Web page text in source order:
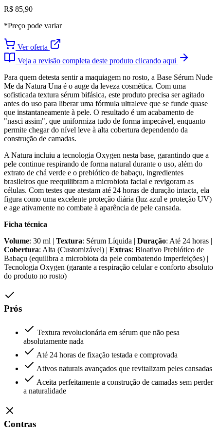
R$ 85,90
*Preço pode variar
Ver oferta
Veja a revisão completa deste produto clicando aqui
Para quem detesta sentir a maquiagem no rosto, a Base Sérum Nude
Me da Natura Una é o auge da leveza cosmética. Com uma
sofisticada textura sérum bifásica, este produto precisa ser agitado
antes do uso para liberar uma fórmula ultraleve que se funde quase
que instantaneamente à pele. O resultado é um acabamento de
"nasci assim", que uniformiza tudo de forma impecável, enquanto
permite chegar do nível leve à alta cobertura dependendo da
construção de camadas.
A Natura incluiu a tecnologia Oxygen nesta base, garantindo que a
pele continue respirando de forma natural durante o uso, além do
extrato de chá verde e o prebiótico de babaçu, ingredientes
brasileiros que reequilibram a microbiota facial e revigoram as
células. Com testes que atestam até 24 horas de duração intacta, ela
figura como uma excelente proteção diária (luz azul e proteção UV)
e age ativamente no combate à aparência de pele cansada.
Ficha técnica
Volume: 30 ml | Textura: Sérum Líquida | Duração: Até 24 horas |
Cobertura: Alta (Customizável) | Extras: Bioativo Prebiótico de
Babaçu (equilibra a microbiota da pele combatendo imperfeições) |
Tecnologia Oxygen (garante a respiração celular e conforto absoluto
do produto no rosto)
Prós
Textura revolucionária em sérum que não pesa
absolutamente nada
Até 24 horas de fixação testada e comprovada
Ativos naturais avançados que revitalizam peles cansadas
Aceita perfeitamente a construção de camadas sem perder
a naturalidade
Contras